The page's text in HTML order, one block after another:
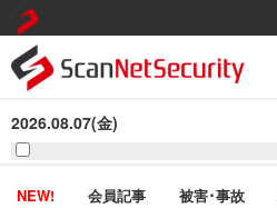
2026.08.07(金)
NEW! 会員記事 被害･事故